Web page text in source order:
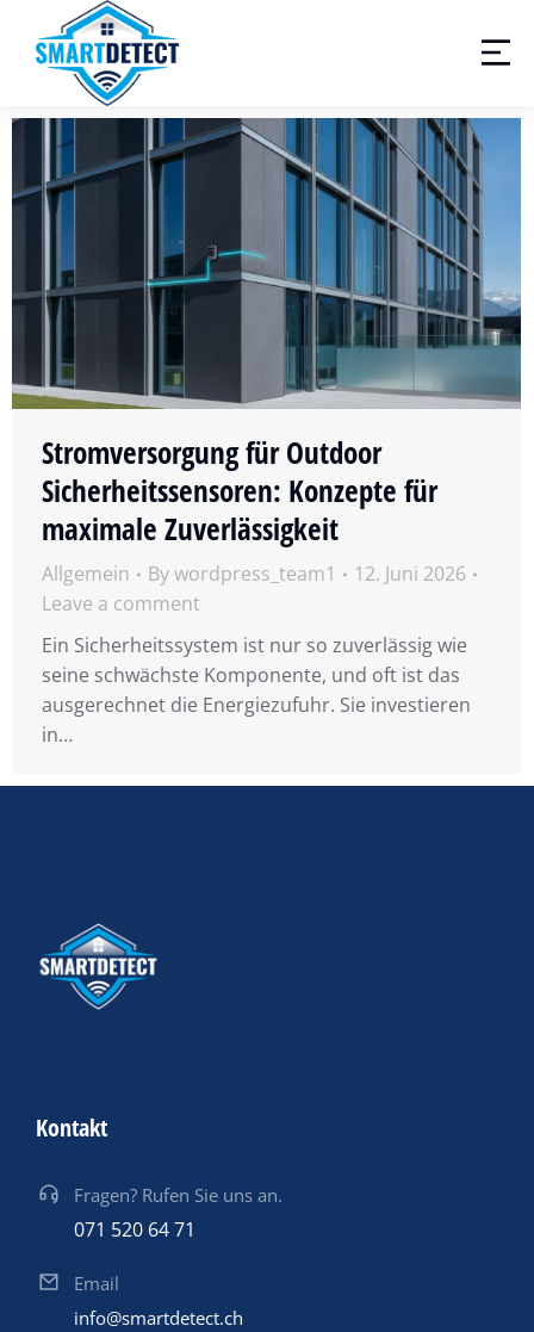
Stromversorgung für Outdoor
Sicherheitssensoren: Konzepte für
maximale Zuverlässigkeit
Allgemein Bywordpress_team1
12. Juni 2026
Leave a comment
Ein Sicherheitssystem ist nur so zuverlässig wie
seine schwächste Komponente, und oft ist das
ausgerechnet die Energiezufuhr. Sie investieren
in…
Kontakt
Fragen? Rufen Sie uns an.
071 520 64 71
Email
info@smartdetect.ch